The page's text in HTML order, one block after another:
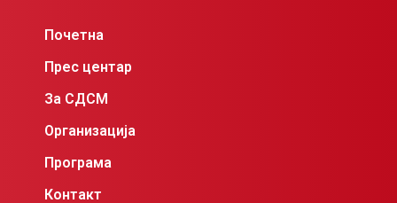
Почетна
Прес центар
За СДСМ
Организација
Програма
Контакт